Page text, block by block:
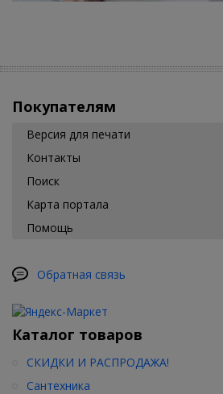
Покупателям
Версия для печати
Контакты
Поиск
Карта портала
Помощь
Обратная связь
Каталог товаров
СКИДКИ И РАСПРОДАЖА!
Сантехника